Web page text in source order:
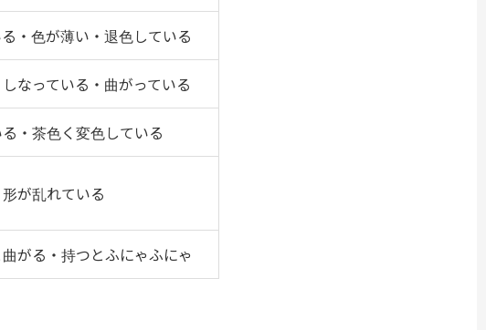
・色が薄い・退色している
なっている・曲がっている
・茶色く変色している
が乱れている
がる・持つとふにゃふにゃ